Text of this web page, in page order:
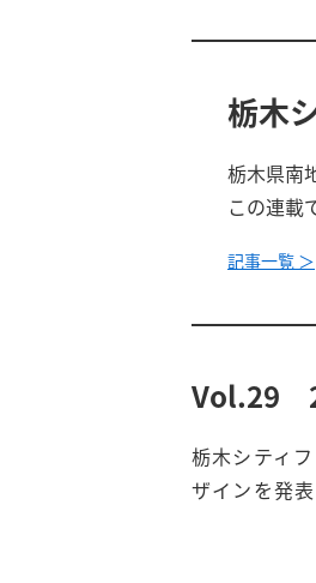
栃木
栃木県南
この連載
記事一覧 ＞
Vol.29
栃木シティ
ザインを発